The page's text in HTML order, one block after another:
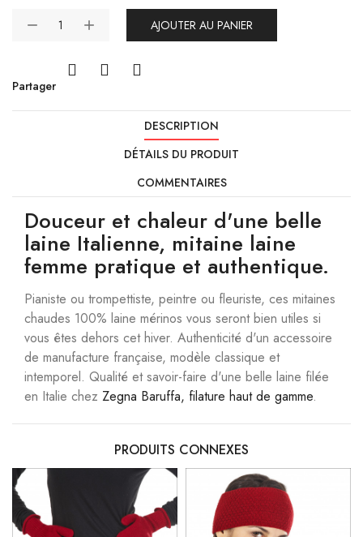
AJOUTER AU PANIER
Partager
DESCRIPTION
DÉTAILS DU PRODUIT
COMMENTAIRES
Douceur et chaleur d'une belle
laine Italienne, mitaine laine
femme pratique et authentique.
Pianiste ou trompettiste, peintre ou fleuriste, ces mitaines
chaudes 100% laine mérinos vous seront bien utiles si
vous êtes dehors cet hiver. Authenticité d'un accessoire
de manufacture française, modèle classique et
intemporel. Qualité et savoir-faire d'une belle laine filée
en Italie chez Zegna Baruffa, filature haut de gamme.
PRODUITS CONNEXES